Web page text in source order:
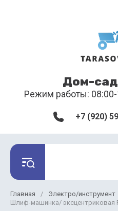
Дом-
Режим работы:
+7 (920)
Главная / Электро/инструмент
Шлиф-машинка/ эксцентриковая